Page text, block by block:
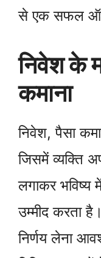
से एक सफल
निवेश के
कमाना
निवेश, पैसा
जिसमें व्यक्ति
लगाकर भविष्य
उम्मीद करता
निर्णय लेना